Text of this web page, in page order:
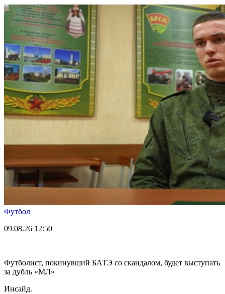
Футбол
09.08.26 12:50
Футболист, покинувший БАТЭ со скандалом, будет выступать
за дубль «МЛ»
Инсайд.